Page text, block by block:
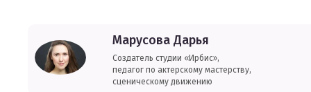
Марусова Дарья
Создатель студии «Ирбис»,
педагог по актерскому мастерству,
сценическому движению